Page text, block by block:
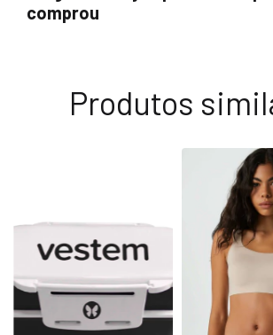
comprou
Produtos